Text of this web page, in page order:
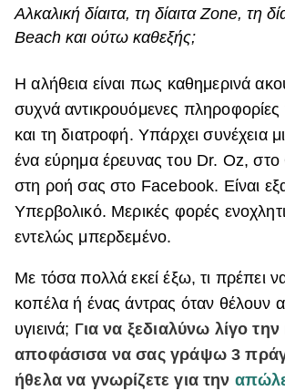
Deco
Cooking
Αφιερώματα
ΒΟΞ
Χωρίς Ταμπέλες
Women's Forum
Hautes Grecians
Αλκαλική δίαιτα, τη δίαιτα Zone, τη
Beach και ούτω καθεξής;
Η αλήθεια είναι πως καθημερινά
συχνά αντικρουόμενες πληροφορίες
και τη διατροφή. Υπάρχει συνέχεια
ένα εύρημα έρευνας του Dr. Oz,
στη ροή σας στο Facebook. Είναι
Υπερβολικό. Μερικές φορές
εντελώς μπερδεμένο.
Με τόσα πολλά εκεί έξω, τι πρέπει
κοπέλα ή ένας άντρας όταν θέλουν
υγιεινά; Για να ξεδιαλύνω λίγο
αποφάσισα να σας γράψω 3
ήθελα να γνωρίζετε για την